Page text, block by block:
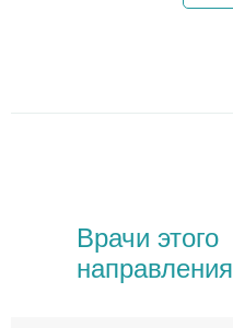
Врачи этого
направления